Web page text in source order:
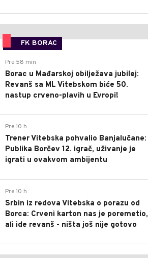
FK BORAC
Pre 58 min
Borac u Mađarskoj obilježava jubilej:
Revanš sa ML Vitebskom biće 50.
nastup crveno-plavih u Evropi!
Pre 10 h
Trener Vitebska pohvalio Banjalučane:
Publika Borčev 12. igrač, uživanje je
igrati u ovakvom ambijentu
Pre 10 h
Srbin iz redova Vitebska o porazu od
Borca: Crveni karton nas je poremetio,
ali ide revanš - ništa još nije gotovo